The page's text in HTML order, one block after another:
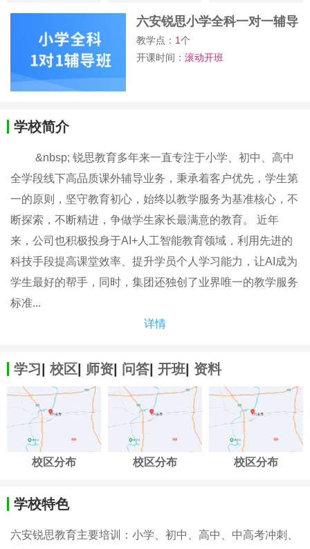
六安锐思小学全科一对一辅导
班
教学点： 1个
开课时间：滚动开班
学校简介
&nbsp; 锐思教育多年来一直专注于小学、初中、高中
全学段线下高品质课外辅导业务​，​秉承着客户优先，学生第
一的原则，坚守教育初心，始终以教学服务为基准核心，不
断探索，不断精进，争做学生家长最满意的教育。 近年
来，公司也积极投身于AI+人工智能教育领域，利用先进的
科技手段提高课堂效率、提升学员个人学习能力，让AI成为
学生最好的帮手，同时，集团还独创了业界唯一的教学服务
标准...
详情
学习 校区 师资 问答 开班 资料
校区分布 校区分布 校区分布
学校特色
六安锐思教育主要培训：小学、初中、高中、中高考冲刺、